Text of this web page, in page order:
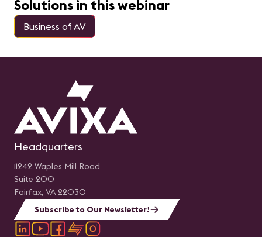
Solutions in this webinar
Business of AV
Headquarters
11242 Waples Mill Road
Suite 200
Fairfax, VA 22030
Subscribe to Our Newsletter!